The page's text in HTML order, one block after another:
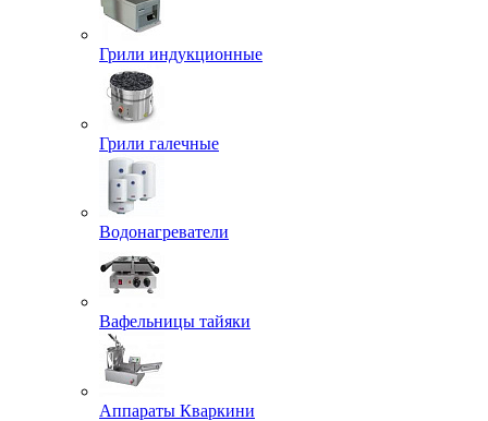
Грили индукционные
Грили галечные
Водонагреватели
Вафельницы тайяки
Аппараты Кваркини